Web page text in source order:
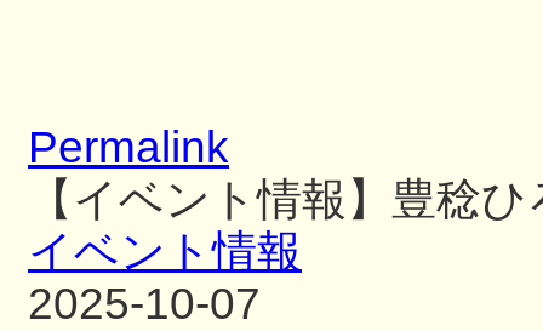
Permalink
【イベント情報】豊稔
イベント情報
2025-10-07